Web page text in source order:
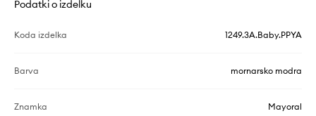
Podatki o izdelku
Koda izdelka 1249.3A.Baby.PPYA
Barva mornarsko modra
Znamka Mayoral